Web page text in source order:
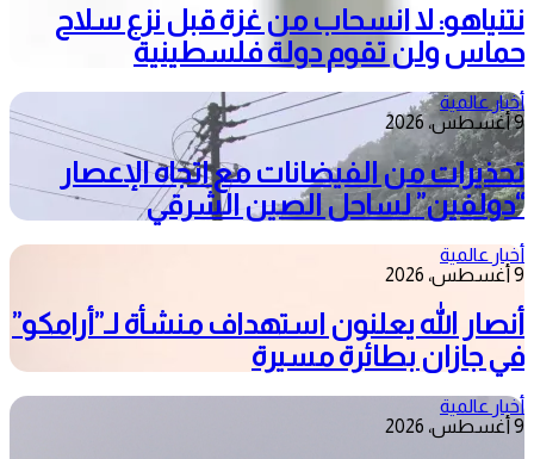
نتنياهو: لا انسحاب من غزة قبل نزع سلاح
حماس ولن تقوم دولة فلسطينية
أخبار عالمية
9 أغسطس، 2026
تحذيرات من الفيضانات مع اتجاه الإعصار
“دولفين” لساحل الصين الشرقي
أخبار عالمية
9 أغسطس، 2026
أنصار الله يعلنون استهداف منشأة لـ”أرامكو”
في جازان بطائرة مسيرة
أخبار عالمية
9 أغسطس، 2026